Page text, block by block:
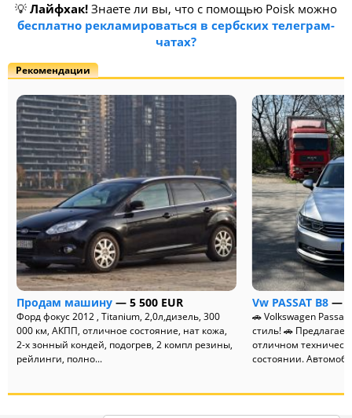
💡 Лайфхак! Знаете ли вы, что с помощью Poisk можно
бесплатно рекламироваться в сербских телеграм-
чатах?
Рекомендации
Продам машину— 5 500 EUR
Форд фокус 2012 , Titanium, 2,0л,дизель, 300
000 км, АКПП, отличное состояние, нат кожа,
2-х зонный кондей, подогрев, 2 компл резины,
рейлинги, полно...
Vw PASSAT B8—
🚗 Volkswagen
стиль! 🚗
отличном
состоянии.